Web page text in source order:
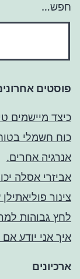
חפש…
פוסטים
כיצד מיישמים
כוח חשמלי
אנרגיה אחרים.
אביזרי אסלה
צינור
לחץ גבוהות
איך אני יודע
ארכיונים